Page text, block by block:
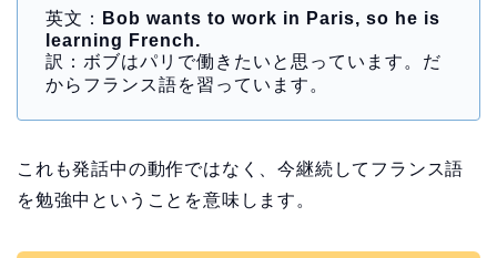
英文：
Bob wants to work in Paris, so he is
learning French.
訳：ボブはパリで働きたいと思っています。だ
からフランス語を習っています。
これも発話中の動作ではなく、今継続してフランス語
を勉強中ということを意味します。